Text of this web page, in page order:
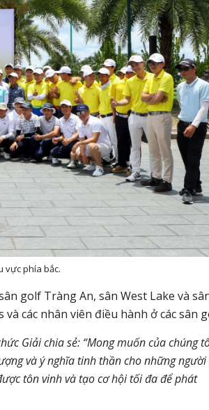
vực phía bắc.
golf Tràng An, sân West Lake và
các nhân viên điều hành ở các sân
Giải chia sẻ: “Mong muốn của chúng
và ý nghĩa tinh thần cho những người
tôn vinh và tạo cơ hội tối đa để phát